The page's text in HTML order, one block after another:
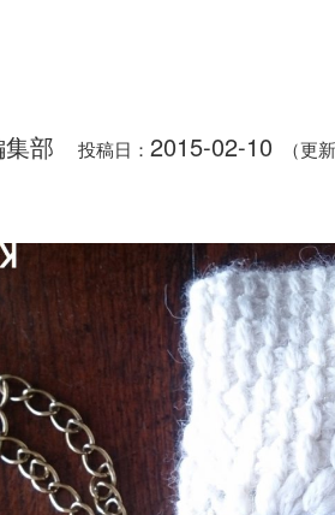
部 投稿日：2015-02-10 （更